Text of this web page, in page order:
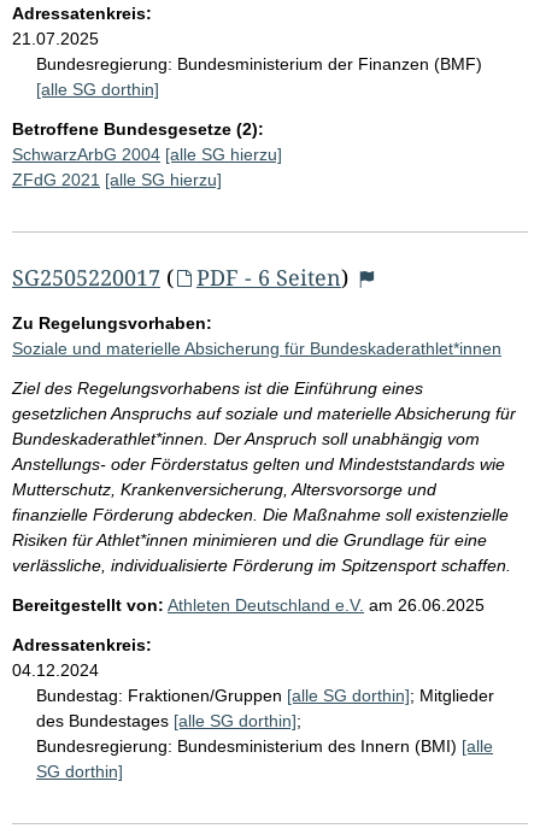
Adressatenkreis:
21.07.2025
Bundesregierung: Bundesministerium der Finanzen (BMF)
[alle SG dorthin]
Betroffene Bundesgesetze (2):
SchwarzArbG 2004 [alle SG hierzu]
ZFdG 2021 [alle SG hierzu]
SG2505220017 ( PDF - 6 Seiten)
Zu Regelungsvorhaben:
Soziale und materielle Absicherung für Bundeskaderathlet*innen
Ziel des Regelungsvorhabens ist die Einführung eines
gesetzlichen Anspruchs auf soziale und materielle Absicherung für
Bundeskaderathlet*innen. Der Anspruch soll unabhängig vom
Anstellungs- oder Förderstatus gelten und Mindeststandards wie
Mutterschutz, Krankenversicherung, Altersvorsorge und
finanzielle Förderung abdecken. Die Maßnahme soll existenzielle
Risiken für Athlet*innen minimieren und die Grundlage für eine
verlässliche, individualisierte Förderung im Spitzensport schaffen.
Bereitgestellt von: Athleten Deutschland e.V. am 26.06.2025
Adressatenkreis:
04.12.2024
Bundestag: Fraktionen/Gruppen [alle SG dorthin]; Mitglieder
des Bundestages [alle SG dorthin];
Bundesregierung: Bundesministerium des Innern (BMI) [alle
SG dorthin]